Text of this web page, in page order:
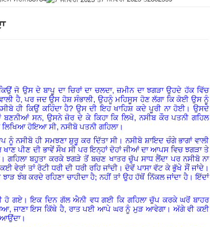
ਜੋ ਉਸ ਦੇ ਬਾਪੂ ਦਾ ਚਿਰਾਂ ਦਾ ਚਲਦਾ,ਜ਼ਮੀਨ ਦਾ ਝਗੜਾ ਉਹਦੇ ਹੱਕ ਵਿੱਚ
ਹੈ, ਪਰ ਜਦ ਉਸ ਹੋਸ਼ ਸੰਭਾਲੀ, ਉਹਨੂੰ ਮਹਿਸੂਸ ਹੋਣ ਲੱਗਾ ਕਿ ਕੋਈ ਉਸ ਨੂੰ
ਹੀ ਕਿਉਂ ਕਹਿੰਦਾ ਹੈ? ਉਸ ਦੀ ਇਹ ਖਾਹਿਸ਼ ਕਦੇ ਪੂਰੀ ਨਾ ਹੋਈ।ਉਸਦੇ
ਬਣਨੀਆਂ ਸਨ, ਉਸਨੇ ਜ਼ੋਰ ਦੇ ਕੇ ਕਿਹਾ ਕਿ ਲਿਖੋ, ਨਸੀਬ ਕੌਰ ਪਤਨੀ ਗਹਿਲ
ਹੋਇਆ ਸੀ, ਨਸੀਬੋ ਪਤਨੀ ਗਹਿਲਾ।
ਨਸੀਬੋ ਹੀ ਸਮਝਣਾ ਸ਼ੁਰੂ ਕਰ ਦਿੱਤਾ ਸੀ ।ਨਸੀਬੋ ਸ਼ਾਇਦ ਚੰਗੇ ਭਾਗਾਂ ਵਾਲੀ
ਖਾਣ ਪੀਣ ਦੀ ਭਾਵੇਂ ਸੌਖ ਸੀ ਪਰ ਇਨ੍ਹਾਂ ਦੋਹਾਂ ਜੀਆਂ ਦਾ ਆਪਸ ਵਿਚ ਝਗੜਾ ਤੇ
।ਗਹਿਲਾ ਬਹੁਤਾ ਕਰਕੇ ਝਗੜੇ ਤੋਂ ਬਚਣ ਖਾਤਰ ਚੁੱਪ ਸਾਧ ਲੈਂਦਾ ਪਰ ਨਸੀਬੋ ਨਾ
ਕਈ ਵੇਰਾਂ ਤਾਂ ਰੋਟੀ ਧਰੀ ਦੀ ਧਰੀ ਰਹਿ ਜਾਂਦੀ ।ਦੋਵੇਂ ਪਾਸਾ ਵੱਟ ਕੇ ਭੁੱਖੇ ਸੌਂ ਜਾਂਦੇ।
ਝੰਬ ਕਰਦੇ ਰਹਿਣਾ ਚਾਹੀਦਾ ਹੈ; ਨਹੀਂ ਤਾਂ ਉਹ ਹੱਥੋਂ ਨਿੱਕਲ ਜਾਂਦਾ ਹੈ।ਇੱਦਾਂ
ਗਏ। ਇਕ ਦਿਨ ਗੱਲ ਐਨੀ ਵਧ ਗਈ ਕਿ ਗਹਿਲਾ ਚੁੱਪ ਕਰਕੇ ਘਰੋਂ ਬਾਹਰ
ਜਾਣਾ ਇਸ ਕਿੱਥੇ ਹੈ, ਰਾਤ ਪਈ ਆਪੇ ਘਰ ਨੂੰ ਮੁੜ ਆਵੇਗਾ। ਅੱਗੇ ਵੀ ਕਈ